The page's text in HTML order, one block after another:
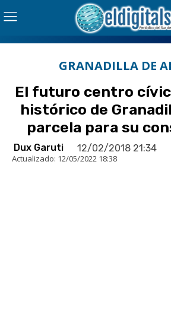
GRANADILLA DE
El futuro centro
histórico de
parcela para su
Dux Garuti 12/02/2018 21:34
Actualizado: 12/05/2022 18:38